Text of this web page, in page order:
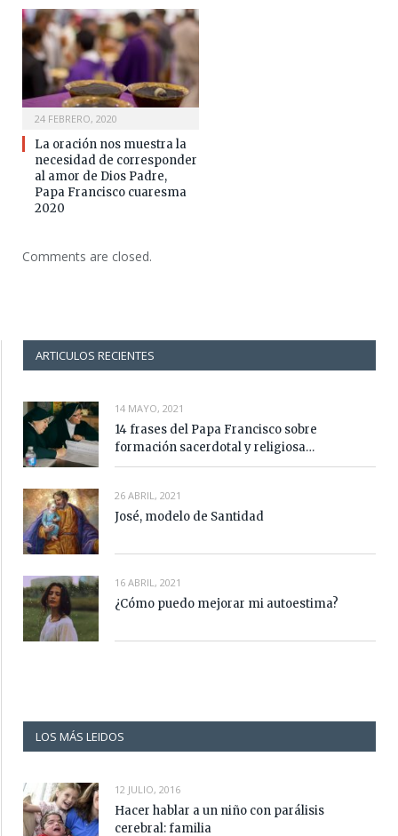
24 FEBRERO, 2020
La oración nos muestra la
necesidad de corresponder
al amor de Dios Padre,
Papa Francisco cuaresma
2020
Comments are closed.
ARTICULOS RECIENTES
14 MAYO, 2021
14 frases del Papa Francisco sobre
formación sacerdotal y religiosa…
26 ABRIL, 2021
José, modelo de Santidad
16 ABRIL, 2021
¿Cómo puedo mejorar mi autoestima?
LOS MÁS LEIDOS
12 JULIO, 2016
Hacer hablar a un niño con parálisis
cerebral: familia